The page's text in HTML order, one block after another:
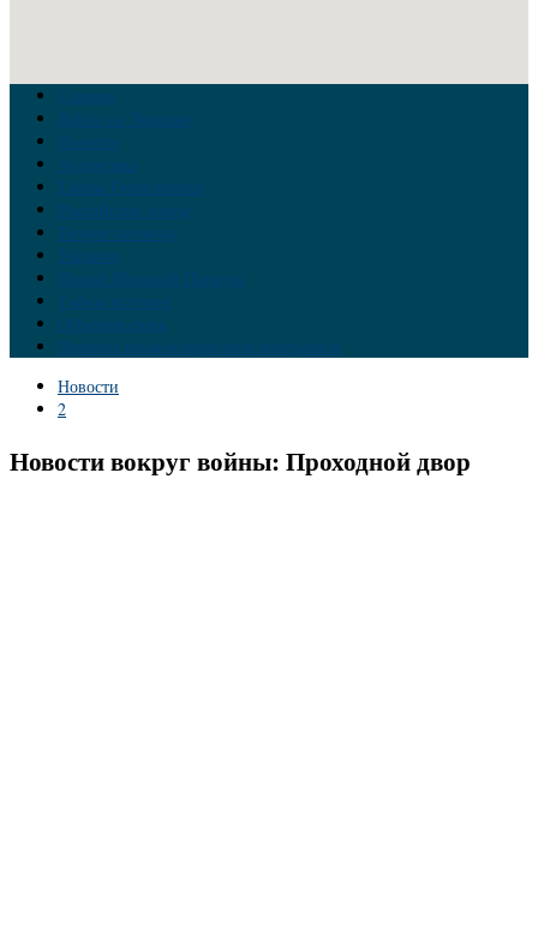
Главная
Война на Украине
Новости
Аналитика
Тайны Геополитики
Российские элиты
Теория заговора
Украина
Новый Мировой Порядок
Тайны истории
Обратная связь
Правила комментирования материалов
Новости
2
Новости вокруг войны: Проходной двор